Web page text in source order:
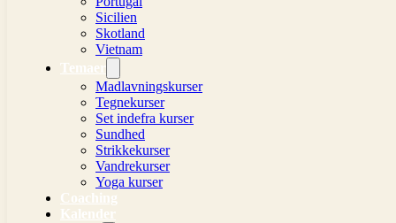
Sicilien
Skotland
Vietnam
Temaer
Madlavningskurser
Tegnekurser
Set indefra kurser
Sundhed
Strikkekurser
Vandrekurser
Yoga kurser
Coaching
Kalender